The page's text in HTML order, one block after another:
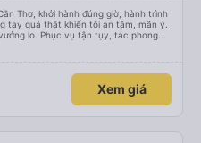
Thơ, khởi hành đúng giờ, hành trình
mãn ý.
lo. Phục vụ tận tụy, tác phong
tiền vội vã. Xã hội loạn đạo. Xin gửi
Xem giá